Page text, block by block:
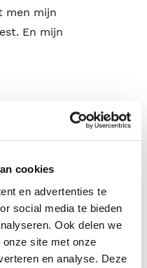
cookies
en advertenties te
social media te bieden
Ook delen we
site met onze
en analyse. Deze
men mijn
En mijn